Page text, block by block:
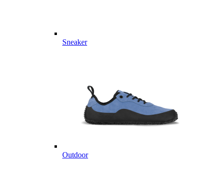
Sneaker
Outdoor